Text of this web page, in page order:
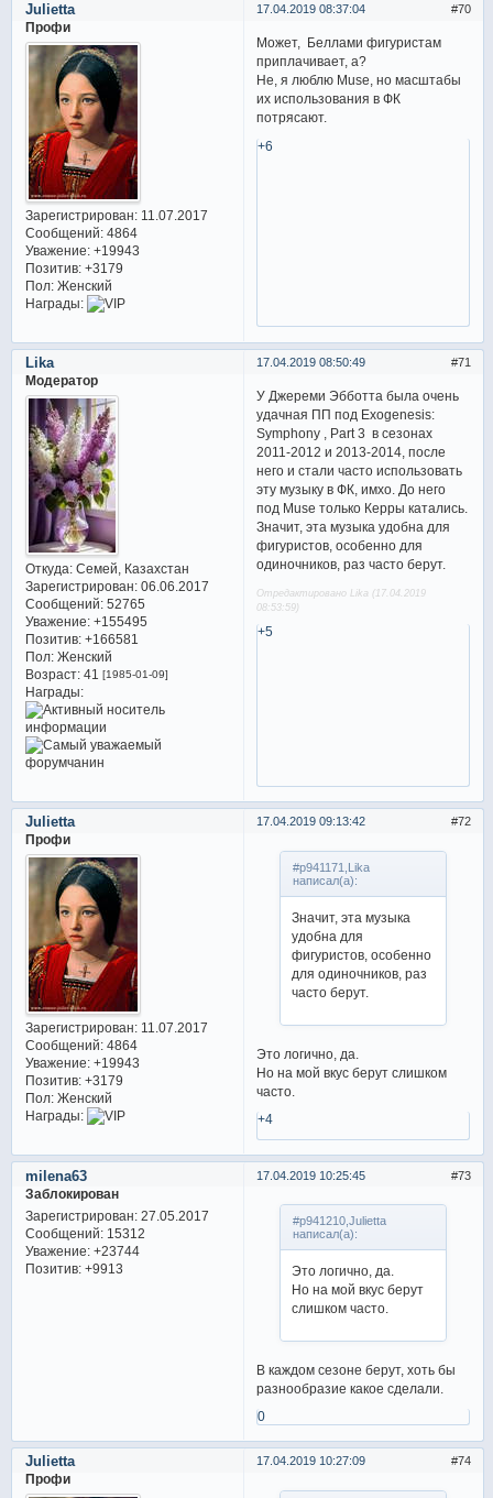
70
17.04.2019 08:37:04
Julietta
Профи
Зарегистрирован: 11.07.2017
Сообщений:4864
Уважение: +19943
Позитив: +3179
Пол:Женский
Награды:
Может, Беллами фигуристам
приплачивает, а?
Не, я люблю Muse, но масштабы
их использования в ФК
потрясают.
+6
71
17.04.2019 08:50:49
Lika
Модератор
Откуда:Семей, Казахстан
Зарегистрирован: 06.06.2017
Сообщений:52765
Уважение: +155495
Позитив: +166581
Пол:Женский
Возраст:41 [1985-01-09]
Награды:
У Джереми Эбботта была очень
удачная ПП под Exogenesis:
Symphony , Part 3 в сезонах
2011-2012 и 2013-2014, после
него и стали часто использовать
эту музыку в ФК, имхо. До него
под Muse только Керры катались.
Значит, эта музыка удобна для
фигуристов, особенно для
одиночников, раз часто берут.
Отредактировано Lika (17.04.2019
08:53:59)
+5
72
17.04.2019 09:13:42
Julietta
Профи
Зарегистрирован: 11.07.2017
Сообщений:4864
Уважение: +19943
Позитив: +3179
Пол:Женский
Награды:
#p941171,Lika
написал(а):
Значит, эта музыка
удобна для
фигуристов, особенно
для одиночников, раз
часто берут.
Это логично, да.
Но на мой вкус берут слишком
часто.
+4
73
17.04.2019 10:25:45
milena63
Заблокирован
Зарегистрирован: 27.05.2017
Сообщений:15312
Уважение: +23744
Позитив: +9913
#p941210,Julietta
написал(а):
Это логично, да.
Но на мой вкус берут
слишком часто.
В каждом сезоне берут, хоть бы
разнообразие какое сделали.
0
74
17.04.2019 10:27:09
Julietta
Профи